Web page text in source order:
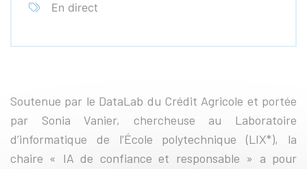
En direct
Soutenue par le DataLab du Crédit Agricole et portée
par Sonia Vanier, chercheuse au Laboratoire
d’informatique de l’École polytechnique (LIX*), la
chaire « IA de confiance et responsable » a pour